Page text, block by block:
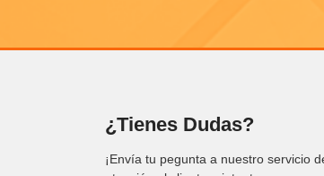
¿Tienes Dudas?
¡Envía tu pegunta a nuestro servicio